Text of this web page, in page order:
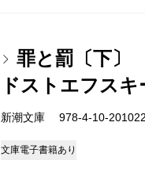
罪と罰〔下〕
ドストエフス
新潮文庫 978-4-10-
文庫電子書籍あり